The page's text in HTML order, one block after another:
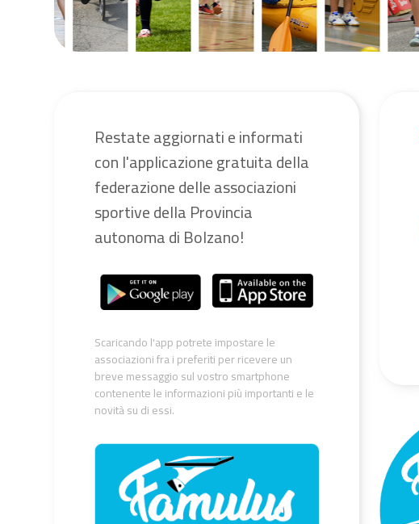
Restate aggiornati e informati
con l'applicazione gratuita della
federazione delle associazioni
sportive della Provincia
autonoma di Bolzano!
Scaricando l'app potrete impostare le
associazioni fra i preferiti per ricevere un
breve messaggio sul vostro smartphone
contenente le informazioni più importanti e le
novità su di essi.